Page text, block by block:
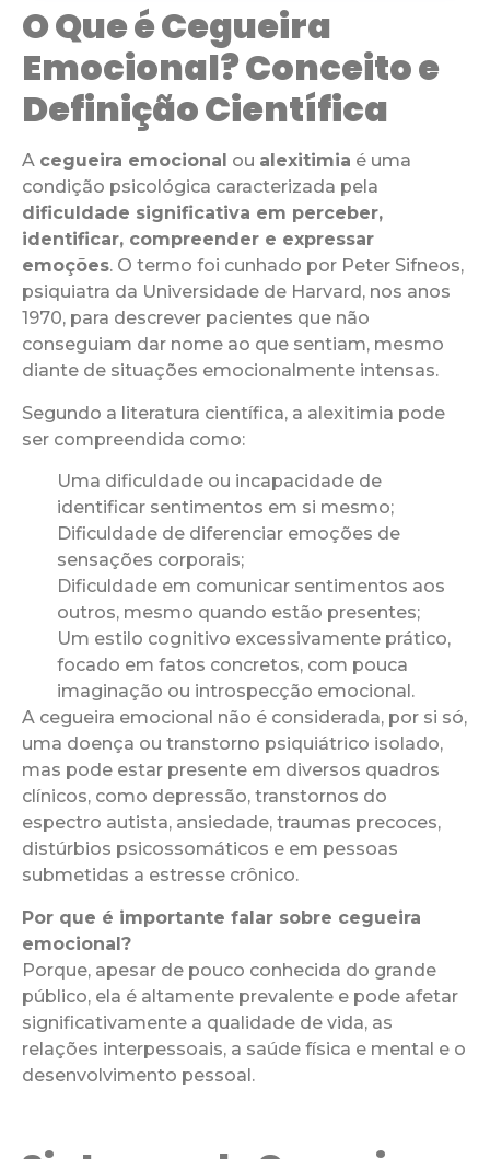
O Que é Cegueira
Emocional? Conceito e
Definição Científica
A cegueira emocional ou alexitimia é uma
condição psicológica caracterizada pela
dificuldade significativa em perceber,
identificar, compreender e expressar
emoções. O termo foi cunhado por Peter Sifneos,
psiquiatra da Universidade de Harvard, nos anos
1970, para descrever pacientes que não
conseguiam dar nome ao que sentiam, mesmo
diante de situações emocionalmente intensas.
Segundo a literatura científica, a alexitimia pode
ser compreendida como:
Uma dificuldade ou incapacidade de
identificar sentimentos em si mesmo;
Dificuldade de diferenciar emoções de
sensações corporais;
Dificuldade em comunicar sentimentos aos
outros, mesmo quando estão presentes;
Um estilo cognitivo excessivamente prático,
focado em fatos concretos, com pouca
imaginação ou introspecção emocional.
A cegueira emocional não é considerada, por si só,
uma doença ou transtorno psiquiátrico isolado,
mas pode estar presente em diversos quadros
clínicos, como depressão, transtornos do
espectro autista, ansiedade, traumas precoces,
distúrbios psicossomáticos e em pessoas
submetidas a estresse crônico.
Por que é importante falar sobre cegueira
emocional?
Porque, apesar de pouco conhecida do grande
público, ela é altamente prevalente e pode afetar
significativamente a qualidade de vida, as
relações interpessoais, a saúde física e mental e o
desenvolvimento pessoal.